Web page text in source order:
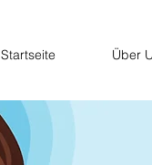
Startseite Über